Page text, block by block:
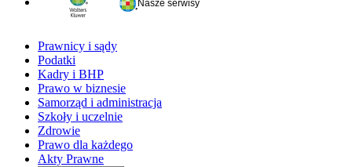
Nasze serwisy
Prawnicy i sądy
Podatki
Kadry i BHP
Prawo w biznesie
Samorząd i administracja
Szkoły i uczelnie
Zdrowie
Prawo dla każdego
Akty Prawne